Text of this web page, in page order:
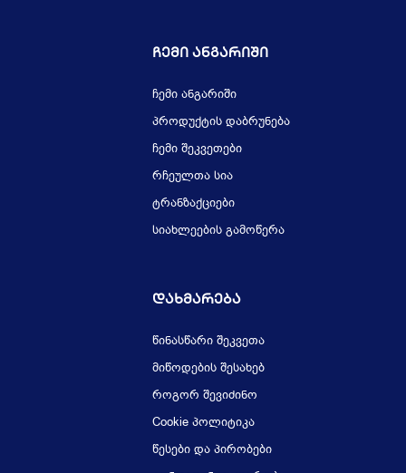
Ჩემი Ანგარიში
ჩემი ანგარიში
პროდუქტის დაბრუნება
ჩემი შეკვეთები
რჩეულთა სია
ტრანზაქციები
სიახლეების გამოწერა
Დახმარება
წინასწარი შეკვეთა
მიწოდების შესახებ
როგორ შევიძინო
Cookie პოლიტიკა
წესები და პირობები